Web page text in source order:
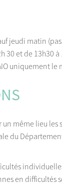
jeudi matin (pas
30 et de 13h30
uniquement le
un même lieu les
du
en difficultés